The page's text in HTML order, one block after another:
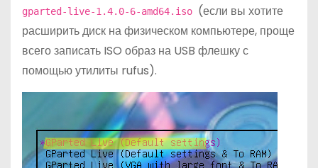
gparted-live-1.4.0-6-amd64.iso (если вы хотите
расширить диск на физическом компьютере, проще
всего записать ISO образ на USB флешку с
помощью утилиты rufus).